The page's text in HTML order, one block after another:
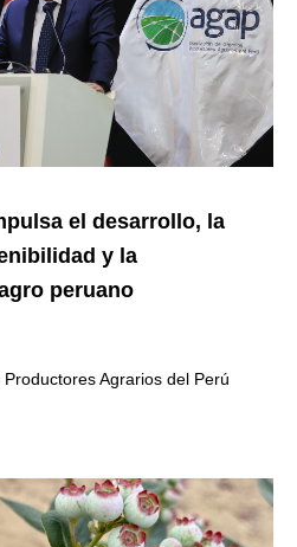
el desarrollo, la
y la
peruano
Agrarios del Perú